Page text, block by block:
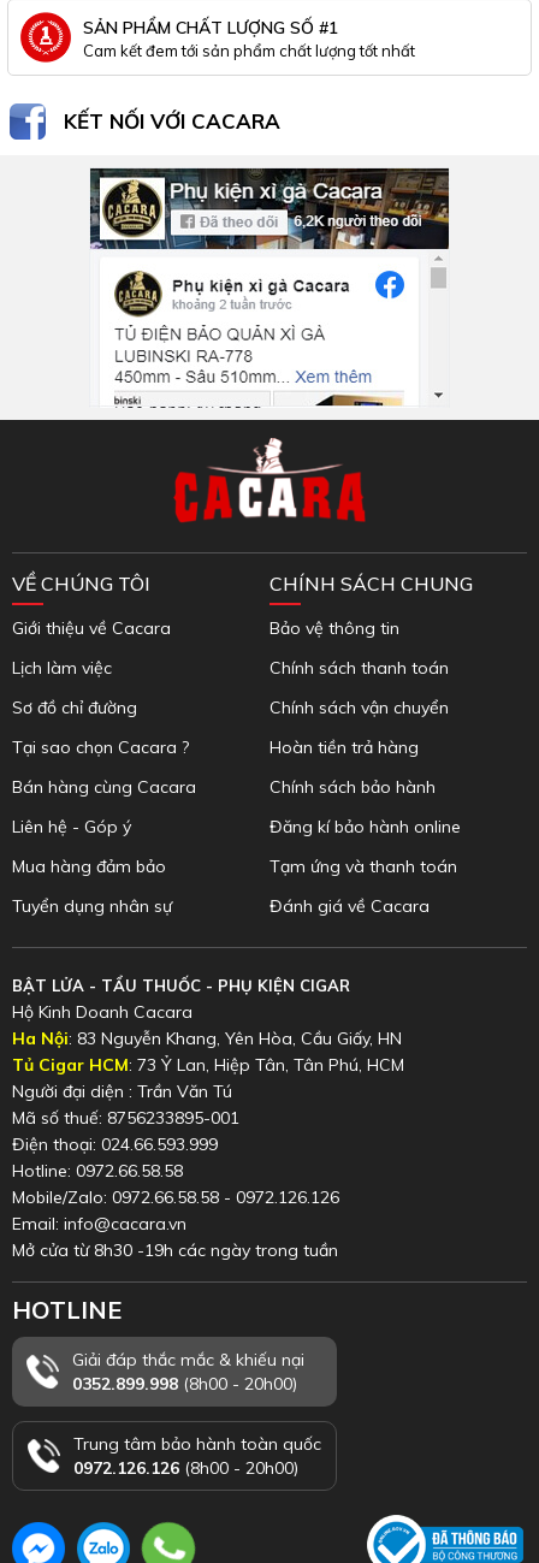
SẢN PHẨM CHẤT LƯỢNG SỐ #1
Cam kết đem tới sản phẩm chất lượng tốt nhất
KẾT NỐI VỚI CACARA
VỀ CHÚNG TÔI
Giới thiệu về Cacara
Lịch làm việc
Sơ đồ chỉ đường
Tại sao chọn Cacara ?
Bán hàng cùng Cacara
Liên hệ - Góp ý
Mua hàng đảm bảo
Tuyển dụng nhân sự
CHÍNH SÁCH CHUNG
Bảo vệ thông tin
Chính sách thanh toán
Chính sách vận chuyển
Hoàn tiền trả hàng
Chính sách bảo hành
Đăng kí bảo hành online
Tạm ứng và thanh toán
Đánh giá về Cacara
BẬT LỬA - TẨU THUỐC - PHỤ KIỆN CIGAR
Hộ Kinh Doanh Cacara
Ha Nội: 83 Nguyễn Khang, Yên Hòa, Cầu Giấy, HN
Tủ Cigar HCM: 73 Ỷ Lan, Hiệp Tân, Tân Phú, HCM
Người đại diện : Trần Văn Tú
Mã số thuế: 8756233895-001
Điện thoại: 024.66.593.999
Hotline: 0972.66.58.58
Mobile/Zalo: 0972.66.58.58 - 0972.126.126
Email: info@cacara.vn
Mở cửa từ 8h30 -19h các ngày trong tuần
HOTLINE
Giải đáp thắc mắc & khiếu nại
0352.899.998 (8h00 - 20h00)
Trung tâm bảo hành toàn quốc
0972.126.126 (8h00 - 20h00)